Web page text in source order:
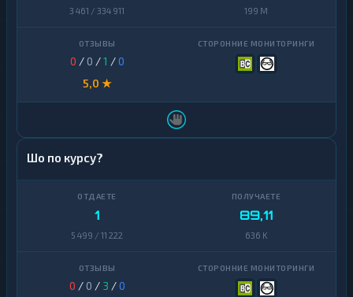
3 461 / 334 911 199 M
0 / 0 /1 /0
5,0 ★
Шо по курсу?
1
5 499 / 11 222
89,11
636 K
0 / 0 / 3 /0